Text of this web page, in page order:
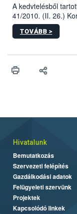
A kedvtelésből
41/2010. (II. 26.)
sérülés, illetve
hatósági
vonni az ebek
TOVÁBB >
Hivatalunk
Bemutatkozás
Szervezeti felépítés
Gazdálkodási adatok
Felügyeleti szervünk
Projektek
Kapcsolódó linkek